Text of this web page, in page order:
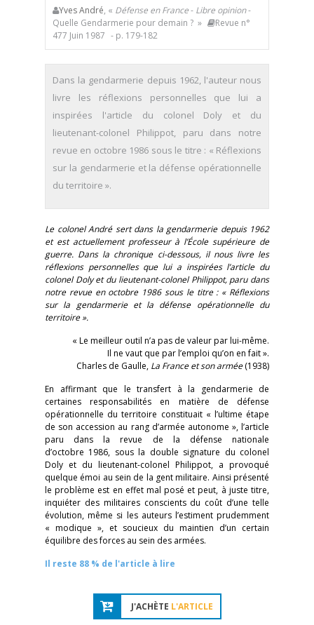
Yves André, « Défense en France- Libre opinion-
Quelle Gendarmerie pour demain ? »
Revue n°
477 Juin 1987 - p. 179-182
Dans la gendarmerie depuis 1962, l'auteur nous
livre les réflexions personnelles que lui a
inspirées l'article du colonel Doly et du
lieutenant-colonel Philippot, paru dans notre
revue en octobre 1986 sous le titre : « Réflexions
sur la gendarmerie et la défense opérationnelle
du territoire ».
Le colonel André sert dans la gendarmerie depuis 1962
et est actuellement professeur à l’École supérieure de
guerre. Dans la chronique ci-dessous, il nous livre les
réflexions personnelles que lui a inspirées l’article du
colonel Doly et du lieutenant-colonel Philippot, paru dans
notre revue en octobre 1986 sous le titre : « Réflexions
sur la gendarmerie et la défense opérationnelle du
territoire ».
« Le meilleur outil n’a pas de valeur par lui-même.
Il ne vaut que par l’emploi qu’on en fait ».
Charles de Gaulle, La France et son armée(1938)
En affirmant que le transfert à la gendarmerie de
certaines responsabilités en matière de défense
opérationnelle du territoire constituait « l’ultime étape
de son accession au rang d’armée autonome », l’article
paru dans la revue de la défense nationale
d’octobre 1986, sous la double signature du colonel
Doly et du lieutenant-colonel Philippot, a provoqué
quelque émoi au sein de la gent militaire. Ainsi présenté
le problème est en effet mal posé et peut, à juste titre,
inquiéter des militaires conscients du coût d’une telle
évolution, même si les auteurs l’estiment prudemment
« modique », et soucieux du maintien d’un certain
équilibre des forces au sein des armées.
Il reste 88 % de l'article à lire
J'ACHÈTE L'ARTICLE